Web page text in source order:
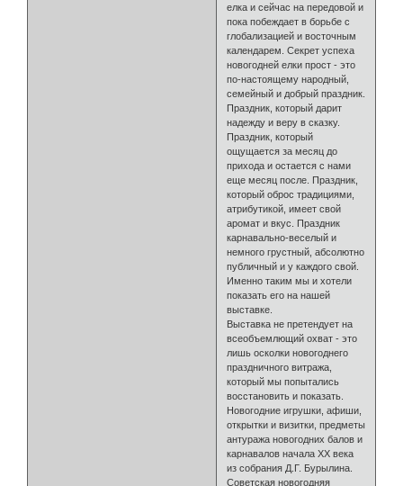
елка и сейчас на передовой и
пока побеждает в борьбе с
глобализацией и восточным
календарем. Секрет успеха
новогодней елки прост - это
по-настоящему народный,
семейный и добрый праздник.
Праздник, который дарит
надежду и веру в сказку.
Праздник, который
ощущается за месяц до
прихода и остается с нами
еще месяц после. Праздник,
который оброс традициями,
атрибутикой, имеет свой
аромат и вкус. Праздник
карнавально-веселый и
немного грустный, абсолютно
публичный и у каждого свой.
Именно таким мы и хотели
показать его на нашей
выставке.
Выставка не претендует на
всеобъемлющий охват - это
лишь осколки новогоднего
праздничного витража,
который мы попытались
восстановить и показать.
Новогодние игрушки, афиши,
открытки и визитки, предметы
антуража новогодних балов и
карнавалов начала ХХ века
из собрания Д.Г. Бурылина.
Советская новогодняя